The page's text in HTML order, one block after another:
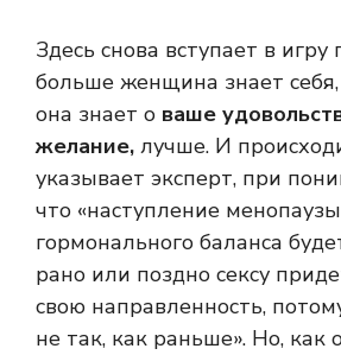
Здесь снова вступает в
больше женщина знает
она знает о ваше
желание, лучше. И
указывает эксперт, при
что «наступление
гормонального баланса
рано или поздно сексу
свою направленность,
не так, как раньше». Но, как